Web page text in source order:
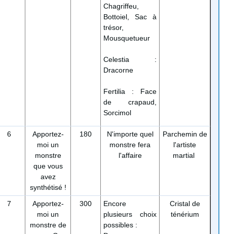
Chagriffeu,
Bottoiel, Sac à
trésor,
Mousquetueur
Celestia :
Dracorne
Fertilia : Face
de crapaud,
Sorcimol
6
Apportez-
moi un
monstre
que vous
avez
synthétisé !
180
N'importe quel
monstre fera
l'affaire
Parchemin de
l'artiste
martial
7
Apportez-
moi un
monstre de
300
Encore
plusieurs choix
possibles :
Cristal de
ténérium